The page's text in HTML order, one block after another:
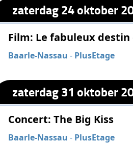
zaterdag 24 oktober
Film: Le fabuleux
Baarle-Nassau - PlusEtage
zaterdag 31 oktober
Concert: The Big Kiss
Baarle-Nassau - PlusEtage